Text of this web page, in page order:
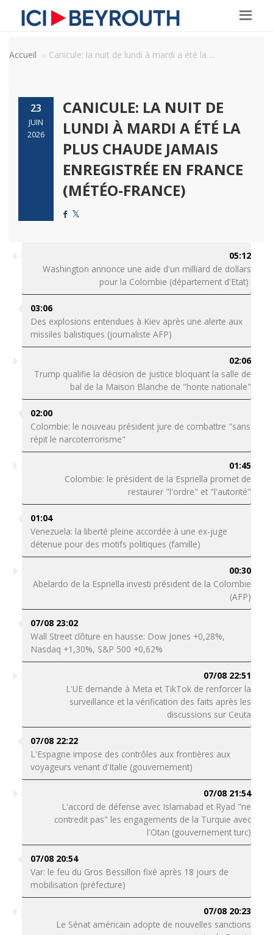
Accueil Canicule: la nuit de lundi à mardi a été la ...
23
JUIN
2026
CANICULE: LA NUIT DE
LUNDI À MARDI A ÉTÉ LA
PLUS CHAUDE JAMAIS
ENREGISTRÉE EN FRANCE
(MÉTÉO-FRANCE)
05:12
Washington annonce une aide d'un milliard de dollars
pour la Colombie (département d'Etat)
03:06
Des explosions entendues à Kiev après une alerte aux
missiles balistiques (journaliste AFP)
02:06
Trump qualifie la décision de justice bloquant la salle de
bal de la Maison Blanche de "honte nationale"
02:00
Colombie: le nouveau président jure de combattre "sans
répit le narcoterrorisme"
01:45
Colombie: le président de la Espriella promet de
restaurer "l'ordre" et "l'autorité"
01:04
Venezuela: la liberté pleine accordée à une ex-juge
détenue pour des motifs politiques (famille)
00:30
Abelardo de la Espriella investi président de la Colombie
(AFP)
07/08 23:02
Wall Street clôture en hausse: Dow Jones +0,28%,
Nasdaq +1,30%, S&P 500 +0,62%
07/08 22:51
L'UE demande à Meta et TikTok de renforcer la
surveillance et la vérification des faits après les
discussions sur Ceuta
07/08 22:22
L'Espagne impose des contrôles aux frontières aux
voyageurs venant d'Italie (gouvernement)
07/08 21:54
L'accord de défense avec Islamabad et Ryad "ne
contredit pas" les engagements de la Turquie avec
l'Otan (gouvernement turc)
07/08 20:54
Var: le feu du Gros Bessillon fixé après 18 jours de
mobilisation (préfecture)
07/08 20:23
Le Sénat américain adopte de nouvelles sanctions